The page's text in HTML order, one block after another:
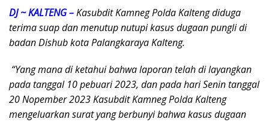
DJ ~ KALTENG –Kasubdit Kamneg Polda Kalteng diduga
terima suap dan menutup nutupi kasus dugaan pungli di
badan Dishub kota Palangkaraya Kalteng.
“Yang mana di ketahui bahwa laporan telah di layangkan
pada tanggal 10 pebuari 2023, dan pada hari Senin tanggal
20 Nopember 2023 Kasubdit Kamneg Polda Kalteng
mengeluarkan surat yang berbunyi bahwa kasus dugaan